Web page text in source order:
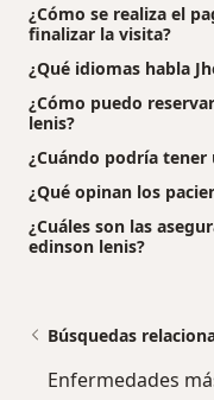
¿Cómo se realiza el
finalizar la visita?
¿Qué idiomas habla
¿Cómo puedo
lenis?
¿Cuándo podría tener
¿Qué opinan los
¿Cuáles son las
edinson lenis?
Búsquedas
Enfermedades